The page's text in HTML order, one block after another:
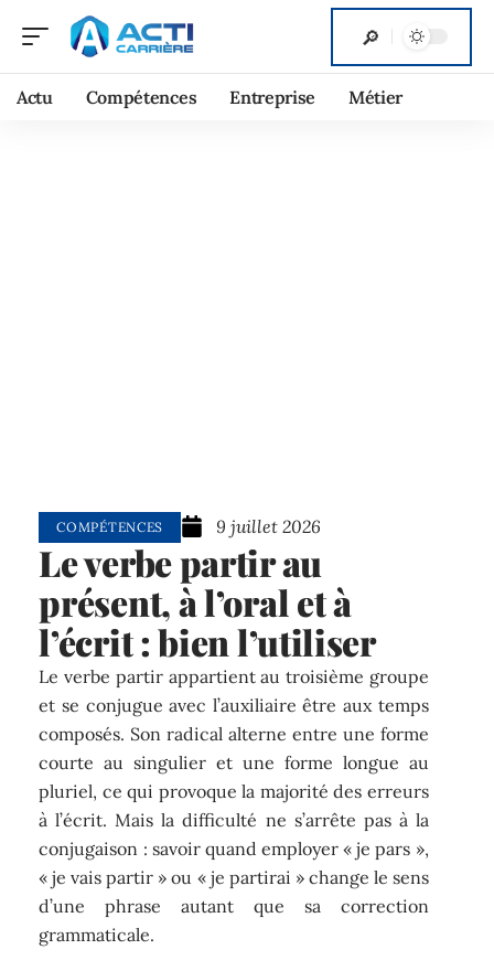
Actu Compétences Entreprise Métier
COMPÉTENCES 9 juillet 2026
Le verbe partir au
présent, à l’oral et à
l’écrit : bien l’utiliser
Le verbe partir appartient au troisième groupe
et se conjugue avec l’auxiliaire être aux temps
composés. Son radical alterne entre une forme
courte au singulier et une forme longue au
pluriel, ce qui provoque la majorité des erreurs
à l’écrit. Mais la difficulté ne s’arrête pas à la
conjugaison : savoir quand employer « je pars »,
« je vais partir » ou « je partirai » change le sens
d’une phrase autant que sa correction
grammaticale.